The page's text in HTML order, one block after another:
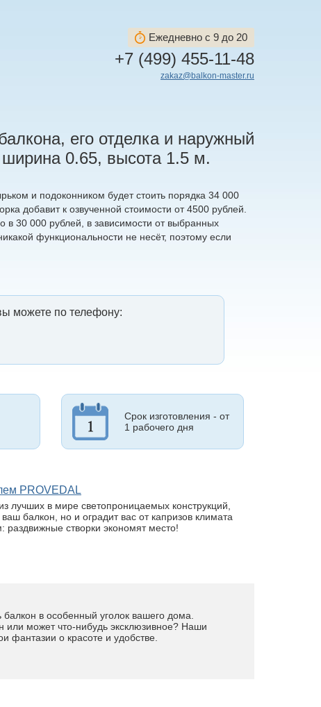
Ежедневно с 9 до 20
+7 (499) 455-11-48
zakaz@balkon-master.ru
его отделка и наружный
0.65, высота 1.5 м.
и подоконником будет стоить порядка 34 000
добавит к озвученной стоимости от 4500 рублей.
в 30 000 рублей, в зависимости от выбранных
функциональности не несёт, поэтому если
можете по телефону:
Срок изготовления - от
1 рабочего дня
PROVEDAL
лучших в мире светопроницаемых конструкций,
балкон, но и оградит вас от капризов климата
створки экономят место!
в особенный уголок вашего дома.
или может что-нибудь эксклюзивное? Наши
фантазии о красоте и удобстве.